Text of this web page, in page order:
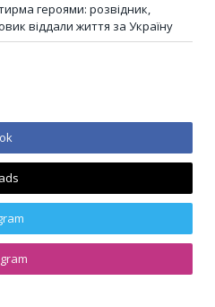
героями: розвідник,
віддали життя за Україну